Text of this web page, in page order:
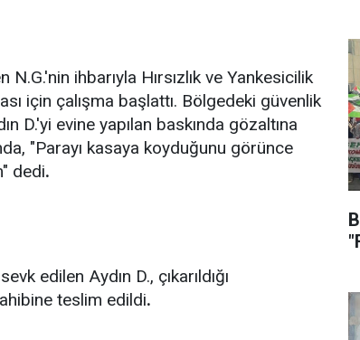
N.G.'nin ihbarıyla Hırsızlık ve Yankesicilik
için çalışma başlattı. Bölgedeki güvenlik
D.'yi evine yapılan baskında gözaltına
"Parayı kasaya koyduğunu görünce
dedi.
edilen Aydın D., çıkarıldığı
teslim edildi.